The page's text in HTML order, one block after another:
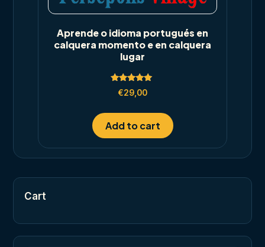
Aprende o idioma portugués en
calquera momento e en calquera
lugar
Rated
5.00
€29,00
Add to cart
Cart